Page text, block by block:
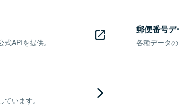
APIを提供。
郵便番号デ
各種データ
います。